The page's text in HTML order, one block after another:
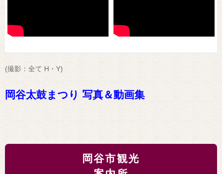
(撮影：全て H・Y)
岡谷太鼓まつり 写真＆動画集
岡谷市観光